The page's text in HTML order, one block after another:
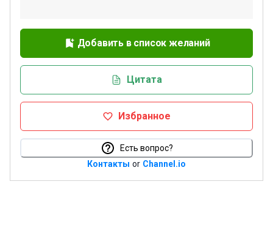
Добавить в список желаний
Цитата
Избранное
Есть вопрос?
Контакты or Channel.io